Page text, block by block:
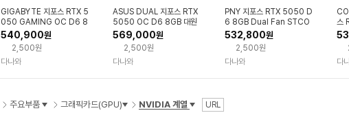
GIGABYTE 지포스 RTX 5
050 GAMING OC D6 8
GB 피씨디렉트
540,900원
2,500원
다나와
ASUS DUAL 지포스 RTX
5050 OC D6 8GB 대원
씨티에스
569,000원
2,500원
다나와
PNY 지포스 RTX 5050 D
6 8GB Dual Fan STCO
M
532,800원
2,500원
다나와
스
도
다
주요부품 그래픽카드(GPU) NVIDIA 계열 URL